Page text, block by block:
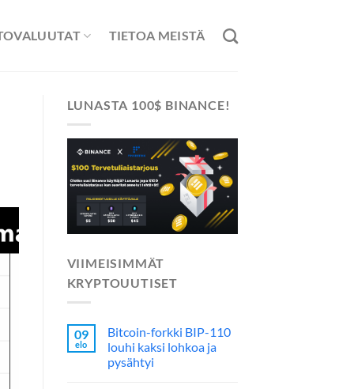
TIETOA MEISTÄ
LUNASTA 100$ BINANCE!
VIIMEISIMMÄT
KRYPTOUUTISET
09
elo
Bitcoin-forkki BIP-110
louhi kaksi lohkoa ja
pysähtyi